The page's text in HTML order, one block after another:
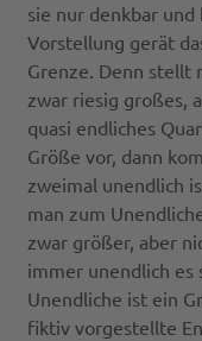
sie nur denkbar
Vorstellung gerät
Grenze. Denn stellt
zwar riesig großes,
quasi endliches
Größe vor, dann
zweimal unendlich
man zum
zwar größer, aber
immer unendlich es
Unendliche ist ein
fiktiv vorgestellte